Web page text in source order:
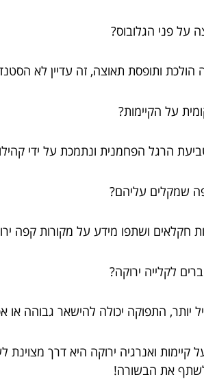
על פני הגלובוס?
ותופסת תאוצה, זה עדיין לא
על הקיימות?
הרגל הפחמנית ונתמכת על ידי
שמקלים עליהם?
חקלאים ושתפו מידע על מקורות קפה
לקלייה ירוקה?
יותר, התפוקה יכולה להישאר גבוהה או
קיימות ואנרגיה ירוקה היא דרך
לשתף את הבשורה!